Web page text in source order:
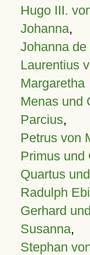
Hugo III.
Johanna,
Johanna
Laurentius
Margaretha
Menas und
Parcius,
Petrus von
Primus und
Quartus
Radulph
Gerhard
Susanna,
Stephan